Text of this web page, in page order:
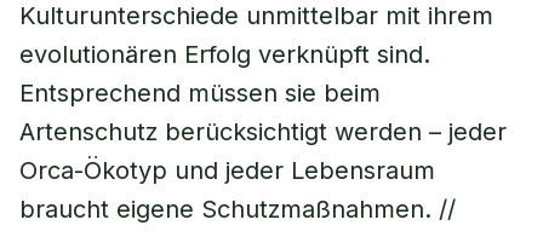
Kulturunterschiede unmittelbar mit ihrem
evolutionären Erfolg verknüpft sind.
Entsprechend müssen sie beim
Artenschutz berücksichtigt werden – jeder
Orca-Ökotyp und jeder Lebensraum
braucht eigene Schutzmaßnahmen. //